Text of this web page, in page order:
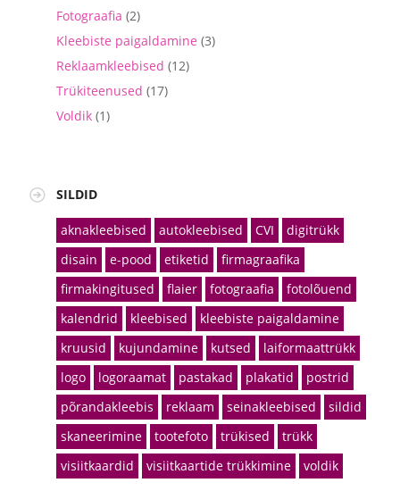
Fotograafia (2)
Kleebiste paigaldamine (3)
Reklaamkleebised (12)
Trükiteenused (17)
Voldik(1)
SILDID
aknakleebised autokleebised CVI
digitrükk
disain
e-pood etiketid
firmagraafika
firmakingitused
flaier fotograafia
fotolõuend
kalendrid
kleebised
kleebiste paigaldamine
kruusid
kujundamine kutsed
laiformaattrükk
logo
logoraamat pastakad plakatid
postrid
põrandakleebis
reklaam seinakleebised
sildid
skaneerimine
tootefoto trükised
trükk
visiitkaardid
visiitkaartide trükkimine voldik